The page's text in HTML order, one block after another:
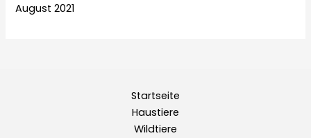
August 2021
Startseite
Haustiere
Wildtiere